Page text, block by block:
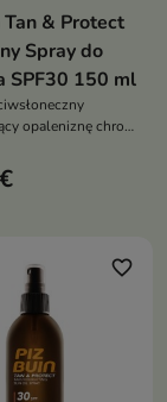
Tan & Protect
Spray do
SPF30 150 ml
opaleniznę chroni
proces
oraz pomaga
kolor
favorite_border